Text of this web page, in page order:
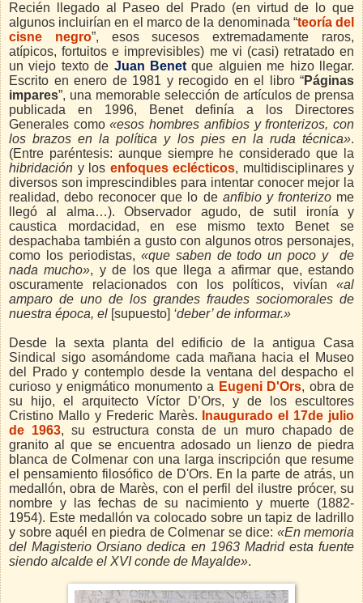
Recién llegado al Paseo del Prado (en virtud de lo que
algunos incluirían en el marco de la denominada “teoría del
cisne negro”, esos sucesos extremadamente raros,
atípicos, fortuitos e imprevisibles) me vi (casi) retratado en
un viejo texto de Juan Benet que alguien me hizo llegar.
Escrito en enero de 1981 y recogido en el libro “Páginas
impares”, una memorable selección de artículos de prensa
publicada en 1996, Benet definía a los Directores
Generales como«esos hombres anfibios y fronterizos, con
los brazos en la política y los pies en la ruda técnica».
(Entre paréntesis: aunque siempre he considerado que la
hibridación y los enfoques eclécticos, multidisciplinares y
diversos son imprescindibles para intentar conocer mejor la
realidad, debo reconocer que lo de anfibio y fronterizome
llegó al alma…). Observador agudo, de sutil ironía y
caustica mordacidad, en ese mismo texto Benet se
despachaba también a gusto con algunos otros personajes,
como los periodistas, «que saben de todo un poco y de
nada mucho», y de los que llega a afirmar que, estando
oscuramente relacionados con los políticos, vivían «al
amparo de uno de los grandes fraudes sociomorales de
nuestra época, el [supuesto] ‘deber’ de informar.»
Desde la sexta planta del edificio de la antigua Casa
Sindical sigo asomándome cada mañana hacia el Museo
del Prado y contemplo desde la ventana del despacho el
curioso y enigmático monumento a Eugeni D'Ors, obra de
su hijo, el arquitecto Víctor D’Ors, y de los escultores
Cristino Mallo y Frederic Marès.
Inaugurado el 17de julio
de 1963, su estructura consta de un muro chapado de
granito al que se encuentra adosado un lienzo de piedra
blanca de Colmenar con una larga inscripción que resume
el pensamiento filosófico de D'Ors. En la parte de atrás, un
medallón, obra de Marès, con el perfil del ilustre prócer, su
nombre y las fechas de su nacimiento y muerte (1882-
1954). Este medallón va colocado sobre un tapiz de ladrillo
y sobre aquél en piedra de Colmenar se dice: «En memoria
del Magisterio Orsiano dedica en 1963 Madrid esta fuente
siendo alcalde el XVI conde de Mayalde».